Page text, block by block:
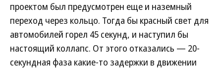
проектом был предусмотрен еще и наземный
переход через кольцо. Тогда бы красный свет для
автомобилей горел 45 секунд, и наступил бы
настоящий коллапс. От этого отказались — 20-
секундная фаза какие-то задержки в движении